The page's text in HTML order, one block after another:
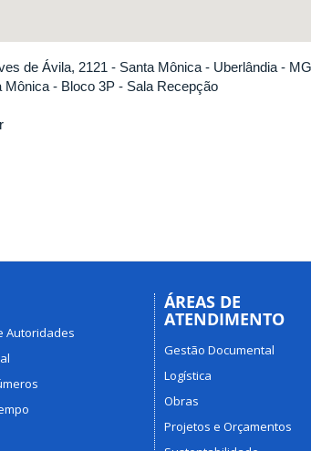
de Ávila, 2121 - Santa Mônica - Uberlândia - MG
Mônica - Bloco 3P - Sala Recepção
Autoridades
ÁREAS DE
ATENDIMENTO
Gestão Documental
Logística
Obras
Projetos e Orçamentos